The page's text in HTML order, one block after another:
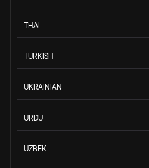
THAI
TURKISH
UKRAINIAN
URDU
UZBEK